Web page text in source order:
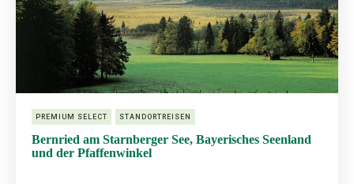
PREMIUM SELECT STANDORTREISEN
Bernried am Starnberger See, Bayerisches Seenland
und der Pfaffenwinkel